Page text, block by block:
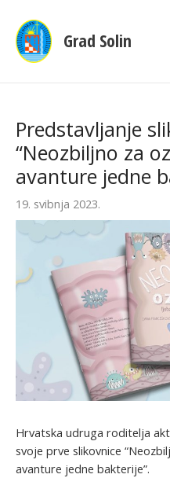
Grad Solin
Predstavljanje
“Neozbiljno za
avanture jedne
19. svibnja 2023.
Hrvatska udruga roditelja
svoje prve slikovnice
avanture jedne bakterije”.